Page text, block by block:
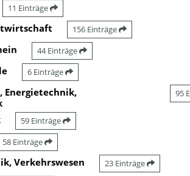
11 Einträge
156 Einträge
44 Einträge
6 Einträge
Energietechnik,
95
59 Einträge
58 Einträge
Verkehrswesen 23 Einträge